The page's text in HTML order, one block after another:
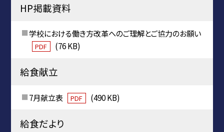
HP掲載資料
学校における働き方改革へのご理解とご協力のお願い
PDF (76 KB)
給食献立
7月献立表 PDF (490 KB)
給食だより